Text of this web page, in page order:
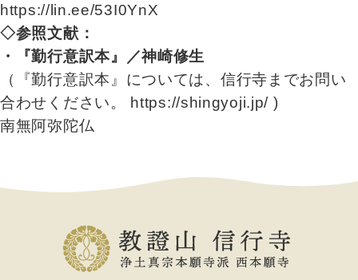
https://lin.ee/53I0YnX
◇参照文献：
・『勤行意訳本』／神崎修生
（『勤行意訳本』については、信行寺までお問い
合わせください。 https://shingyoji.jp/ )
南無阿弥陀仏